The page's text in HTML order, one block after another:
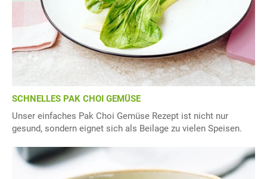
SCHNELLES PAK CHOI GEMÜSE
Unser einfaches Pak Choi Gemüse Rezept ist nicht nur
gesund, sondern eignet sich als Beilage zu vielen Speisen.